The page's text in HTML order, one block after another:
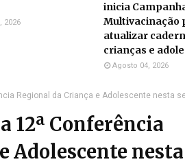
2026
inicia
Multivacinação
atualizar
crianças e
Agosto 04, 2026
Regional da Criança e Adolescente nesta
12ª Conferência
Adolescente nesta